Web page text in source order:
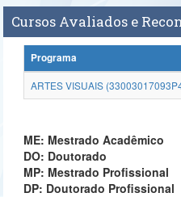
Cursos Avaliados e
Programa
ARTES VISUAIS
ME: Mestrado Acadêmico
DO: Doutorado
MP: Mestrado Profissional
DP: Doutorado Profissional